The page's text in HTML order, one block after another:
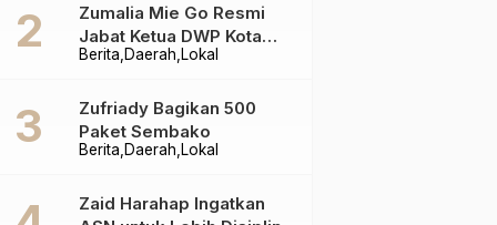
Berita Daerah Lokal
Zumalia Mie Go Resmi
Jabat Ketua DWP Kota
Pangkalpinang
Berita Daerah Lokal
Zufriady Bagikan 500
Paket Sembako
Zaid Harahap Ingatkan